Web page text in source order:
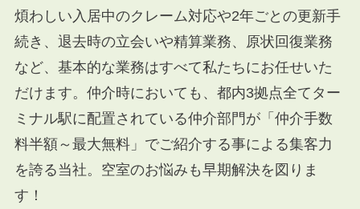
煩わしい入居中のクレーム対応や2年ごとの更新手
続き、退去時の立会いや精算業務、原状回復業務
など、基本的な業務はすべて私たちにお任せいた
だけます。仲介時においても、都内3拠点全てター
ミナル駅に配置されている仲介部門が「仲介手数
料半額～最大無料」でご紹介する事による集客力
を誇る当社。空室のお悩みも早期解決を図りま
す！